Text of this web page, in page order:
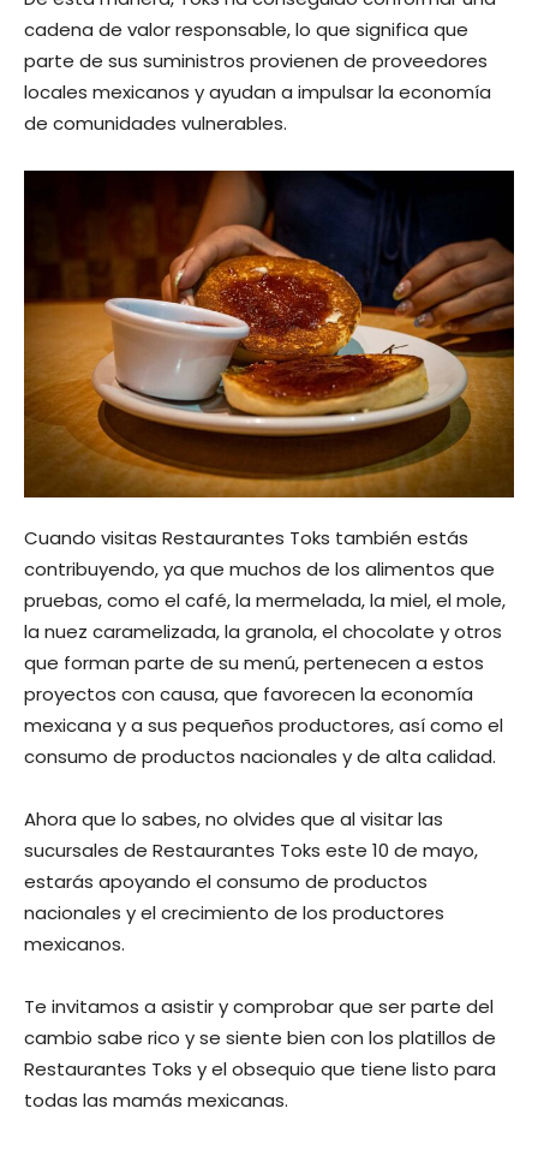
cadena de valor responsable, lo que significa que
parte de sus suministros provienen de proveedores
locales mexicanos y ayudan a impulsar la economía
de comunidades vulnerables.
Cuando visitas Restaurantes Toks también estás
contribuyendo, ya que muchos de los alimentos que
pruebas, como el café, la mermelada, la miel, el mole,
la nuez caramelizada, la granola, el chocolate y otros
que forman parte de su menú, pertenecen a estos
proyectos con causa, que favorecen la economía
mexicana y a sus pequeños productores, así como el
consumo de productos nacionales y de alta calidad.
Ahora que lo sabes, no olvides que al visitar las
sucursales de Restaurantes Toks este 10 de mayo,
estarás apoyando el consumo de productos
nacionales y el crecimiento de los productores
mexicanos.
Te invitamos a asistir y comprobar que ser parte del
cambio sabe rico y se siente bien con los platillos de
Restaurantes Toks y el obsequio que tiene listo para
todas las mamás mexicanas.